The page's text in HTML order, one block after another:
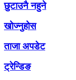
छुटाउनै नहुने
खोज्नुहोस
ताजा अपडेट
ट्रेन्डिङ